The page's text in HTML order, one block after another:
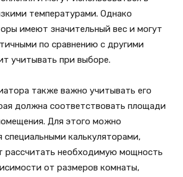
температурами. Однако
имеют значительный вес и могут
по сравнению с другими
учитывать при выборе.
также важно учитывать его
должна соответствовать площади
Для этого можно
специальными калькуляторами,
рассчитать необходимую мощность
от размеров комнаты,